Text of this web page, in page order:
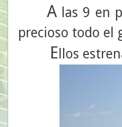
Alas 9 en
precioso todo el
E llos